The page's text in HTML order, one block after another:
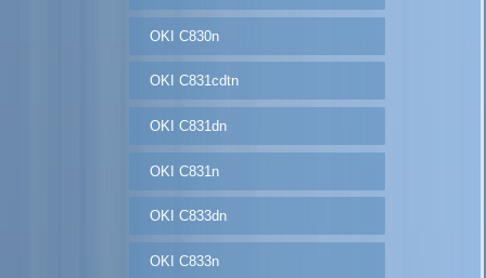
OKI C830n
OKI C831cdtn
OKI C831dn
OKI C831n
OKI C833dn
OKI C833n